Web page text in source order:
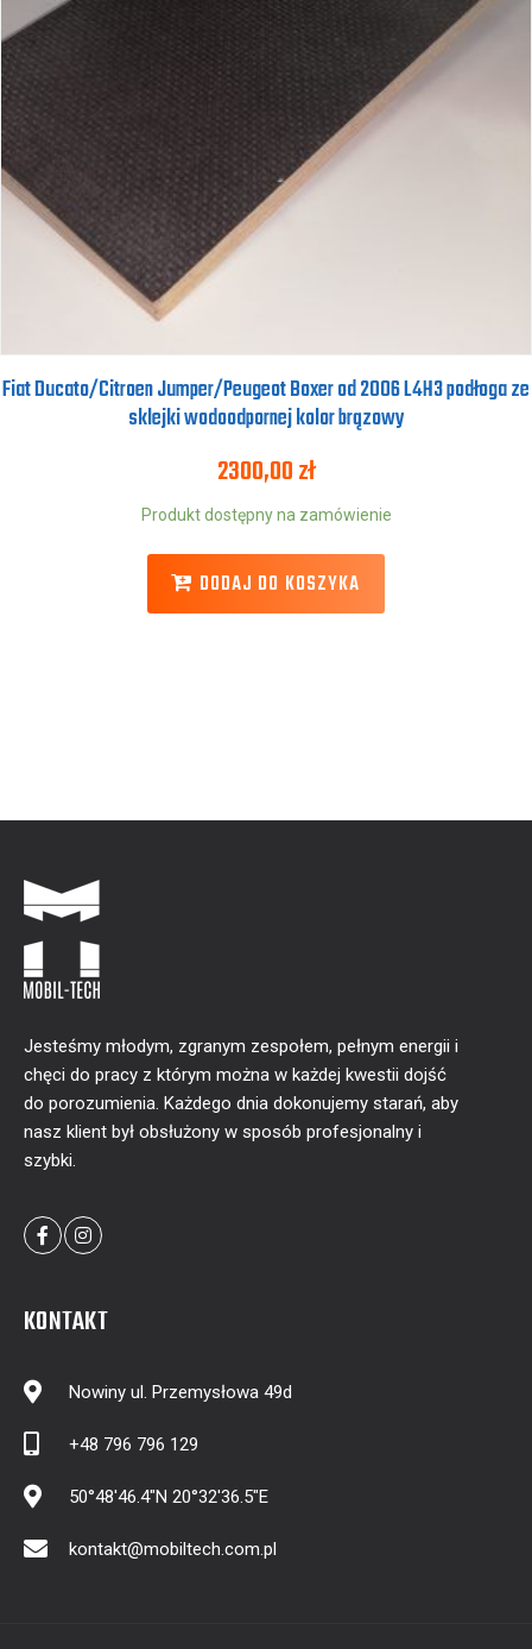
Fiat Ducato/Citroen Jumper/Peugeot Boxer od 2006 L4H3 podłoga ze
sklejki wodoodpornej kolor brązowy
2300,00zł
Produkt dostępny na zamówienie
DODAJ DO KOSZYKA
Jesteśmy młodym, zgranym zespołem, pełnym energii i
chęci do pracy z którym można w każdej kwestii dojść
do porozumienia. Każdego dnia dokonujemy starań, aby
nasz klient był obsłużony w sposób profesjonalny i
szybki.
KONTAKT
Nowiny ul. Przemysłowa 49d
+48 796 796 129
50°48'46.4"N 20°32'36.5"E
kontakt@mobiltech.com.pl